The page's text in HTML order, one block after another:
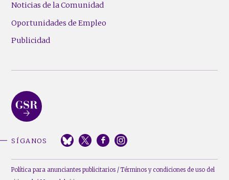
Noticias de la Comunidad
Oportunidades de Empleo
Publicidad
SÍGANOS
Política para anunciantes publicitarios /Términos y condiciones de uso del